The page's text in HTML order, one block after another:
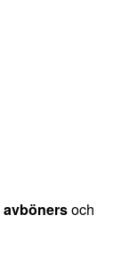
avbönersoch